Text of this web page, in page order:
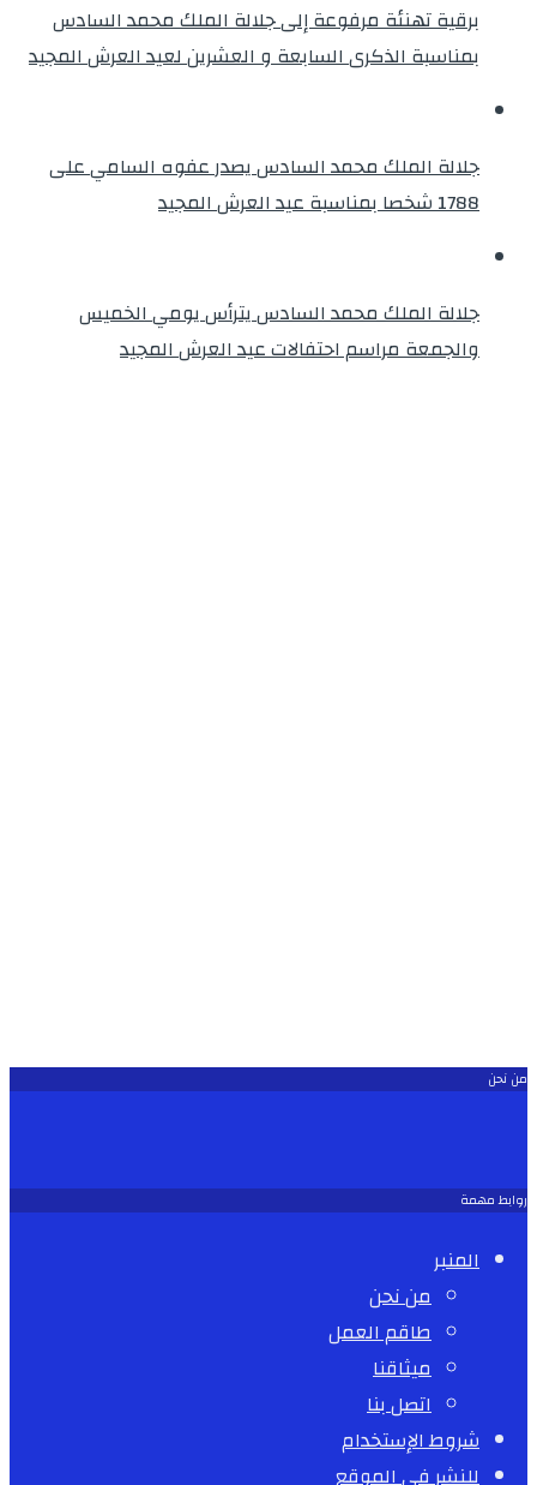
برقية تهنئة مرفوعة إلى جلالة الملك محمد السادس
بمناسبة الذكرى السابعة و العشرين لعيد العرش المجيد
جلالة الملك محمد السادس يصدر عفوه السامي على
1788 شخصا بمناسبة عيد العرش المجيد
جلالة الملك محمد السادس يترأس يومي الخميس
والجمعة مراسم احتفالات عيد العرش المجيد
من نحن
روابط مهمة
المنبر
من نحن
طاقم العمل
ميثاقنا
اتصل بنا
شروط الإستخدام
للنشر في الموقع